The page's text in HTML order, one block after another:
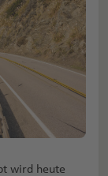
wird heute